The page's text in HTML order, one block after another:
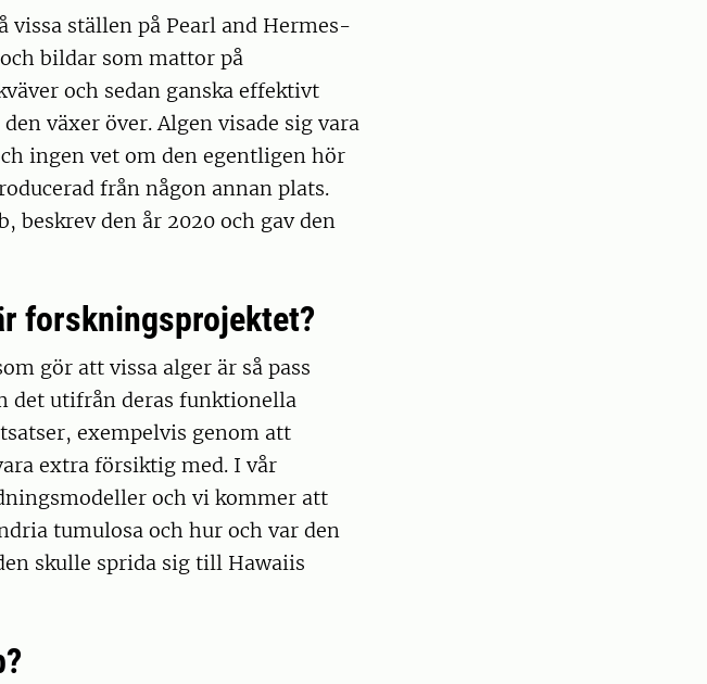
vissa ställen på Pearl and Hermes-
bildar som mattor på
och sedan ganska effektivt
växer över. Algen visade sig vara
ingen vet om den egentligen hör
från någon annan plats.
beskrev den år 2020 och gav den
forskningsprojektet?
gör att vissa alger är så pass
det utifrån deras funktionella
exempelvis genom att
extra försiktig med. I vår
och vi kommer att
tumulosa och hur och var den
skulle sprida sig till Hawaiis